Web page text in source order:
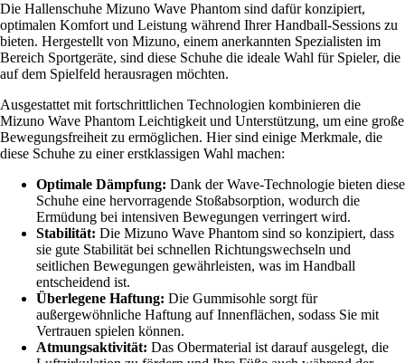
Die Hallenschuhe Mizuno Wave Phantom sind dafür konzipiert,
optimalen Komfort und Leistung während Ihrer Handball-Sessions zu
bieten. Hergestellt von Mizuno, einem anerkannten Spezialisten im
Bereich Sportgeräte, sind diese Schuhe die ideale Wahl für Spieler, die
auf dem Spielfeld herausragen möchten.
Ausgestattet mit fortschrittlichen Technologien kombinieren die
Mizuno Wave Phantom Leichtigkeit und Unterstützung, um eine große
Bewegungsfreiheit zu ermöglichen. Hier sind einige Merkmale, die
diese Schuhe zu einer erstklassigen Wahl machen:
Optimale Dämpfung: Dank der Wave-Technologie bieten diese
Schuhe eine hervorragende Stoßabsorption, wodurch die
Ermüdung bei intensiven Bewegungen verringert wird.
Stabilität: Die Mizuno Wave Phantom sind so konzipiert, dass
sie gute Stabilität bei schnellen Richtungswechseln und
seitlichen Bewegungen gewährleisten, was im Handball
entscheidend ist.
Überlegene Haftung: Die Gummisohle sorgt für
außergewöhnliche Haftung auf Innenflächen, sodass Sie mit
Vertrauen spielen können.
Atmungsaktivität: Das Obermaterial ist darauf ausgelegt, die